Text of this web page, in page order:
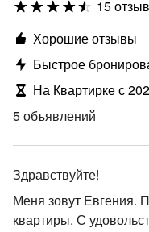
15
Хорошие отзывы
Быстрое
На Квартирке с
5 объявлений
Здравствуйте!
Меня зовут Евгения.
квартиры. С